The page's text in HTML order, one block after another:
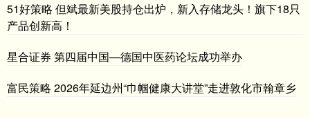
51好策略 但斌最新美股持仓出炉，新入存储龙头！旗下18只
产品创新高！
星合证券 第四届中国—德国中医药论坛成功举办
富民策略 2026年延边州“巾帼健康大讲堂”走进敦化市翰章乡